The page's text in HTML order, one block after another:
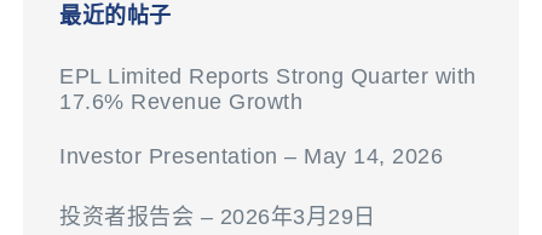
最近的帖子
EPL Limited Reports Strong Quarter with
17.6% Revenue Growth
Investor Presentation – May 14, 2026
投资者报告会 – 2026年3月29日